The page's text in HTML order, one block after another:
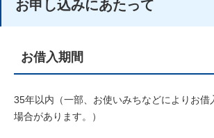
お申し込みにあたって
お借入期間
35年以内（一部、お使いみちなどによりお借
場合があります。）